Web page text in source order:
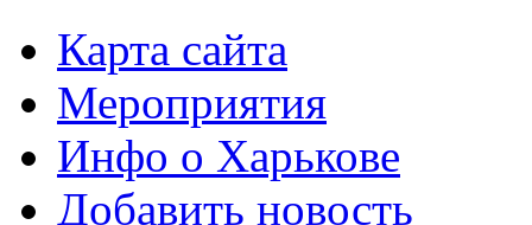
Карта сайта
Мероприятия
Инфо о Харькове
Добавить новость